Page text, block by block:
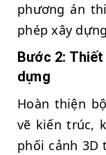
phương án
phép xây
Bước 2:
dựng
Hoàn thiện
vẽ kiến trúc,
phối cảnh 3D